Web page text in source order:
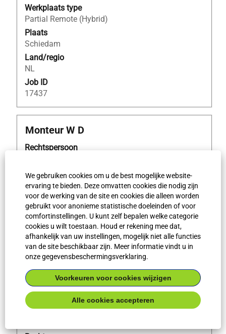
We gebruiken cookies om u de best mogelijke website-
ervaring te bieden. Deze omvatten cookies die nodig zijn
voor de werking van de site en cookies die alleen worden
gebruikt voor anonieme statistische doeleinden of voor
comfortinstellingen. U kunt zelf bepalen welke categorie
cookies u wilt toestaan. Houd er rekening mee dat,
afhankelijk van uw instellingen, mogelijk niet alle functies
van de site beschikbaar zijn. Meer informatie vindt u in
onze gegevensbeschermingsverklaring.
Voorkeuren voor cookies wijzigen
Alle cookies accepteren
Werkplaats type
Partial Remote (Hybrid)
Plaats
Schiedam
Land/regio
NL
Job ID
17437
inhoud
van
de
functiegegevens
weer
te
geven.
Titel
Monteur W D
Rechtspersoon
Professioneel niveau
Professional
Werkplaats type
Onsite Work
Plaats
Veghel
Land/regio
NL
Job ID
65841
Selecteer
spatiebalk
de
volledige
inhoud
van
de
functiegegevens
weer
te
geven.
deze